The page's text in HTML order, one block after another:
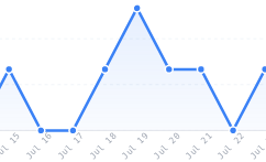
15 Jul 16 Jul 17 Jul 18Jul 19 Jul 20 Jul 21Jul 22